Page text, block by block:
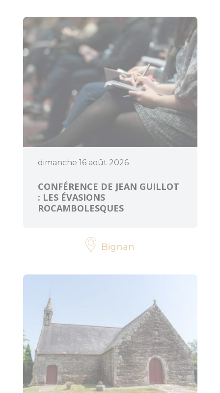
dimanche 16 août 2026
CONFÉRENCE DE JEAN GUILLOT
: LES ÉVASIONS
ROCAMBOLESQUES
Bignan